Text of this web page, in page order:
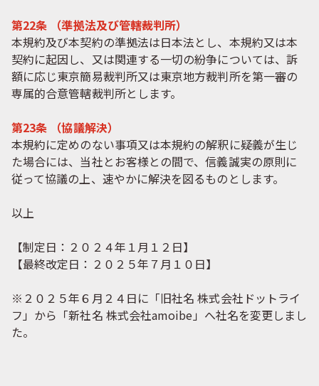
第22条 （準拠法及び管轄裁判所）
本規約及び本契約の準拠法は日本法とし、本規約又は本
契約に起因し、又は関連する一切の紛争については、訴
額に応じ東京簡易裁判所又は東京地方裁判所を第一審の
専属的合意管轄裁判所とします。
第23条 （協議解決）
本規約に定めのない事項又は本規約の解釈に疑義が生じ
た場合には、当社とお客様との間で、信義誠実の原則に
従って協議の上、速やかに解決を図るものとします。
以上
【制定日：２０２４年１月１２日】
【最終改定日：２０２５年７月１０日】
※２０２５年６月２４日に「旧社名 株式会社ドットライ
フ」から「新社名 株式会社amoibe」へ社名を変更しまし
た。